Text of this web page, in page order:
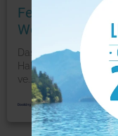
Ferienhaus
Woh. 15
Das Ferienhaus
Hahnenklee-
ve ... mehr